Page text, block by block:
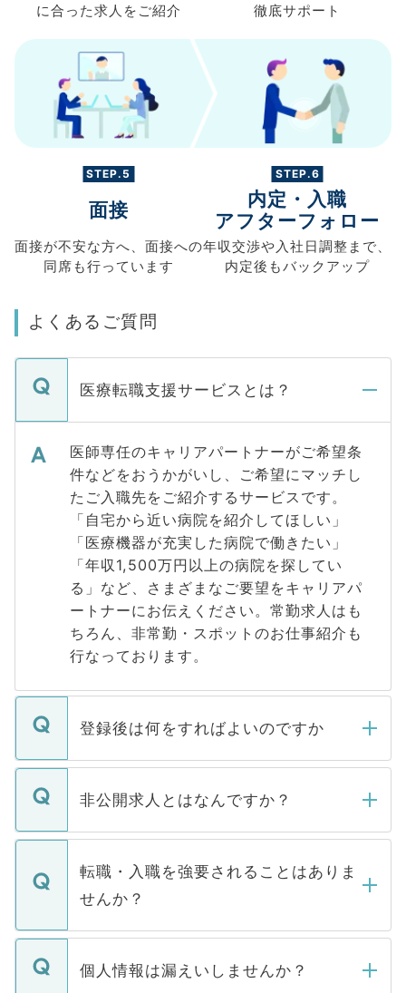
に合った求人を ご紹介
徹底サポート
STEP.5
面接
面接が不安な方へ、 面接への
同席も行っています
STEP.6
内定・入職
アフターフォロー
年収交渉や入社日調整まで、
内定後もバックアップ
よくあるご質問
医療転職支援サービスとは？
医師専任のキャリアパートナーがご希望条
件などをおうかがいし、ご希望にマッチし
たご入職先をご紹介するサービスです。
「自宅から近い病院を紹介してほしい」
「医療機器が充実した病院で働きたい」
「年収1,500万円以上の病院を探してい
る」など、さまざまなご要望をキャリアパ
ートナーにお伝えください。常勤求人はも
ちろん、非常勤・スポットのお仕事紹介も
行なっております。
登録後は何をすればよいのですか
ご登録いただきましたら、弊社担当者がご
登録内容を確認し、その後メールもしくは
ます。通常、5営業日以内にはご連絡をせて
いただきますので、しばらくお待ちくださ
非公開求人とはなんですか？
マイナビDOCTORで取り扱っている求人の
うち約3割は、Webサイトからご覧いただ
けない「非公開求人」です。非公開求人は
下記の理由によって、一般には公開してい
ません。
■応募殺到を避けるため 人気のある医療機
転職・入職を強要されることはありま
せんか？
転職・入職を強要することは一切ありませ
ん。また、仮に応募先から内定をいただい
個人情報は漏えいしませんか？